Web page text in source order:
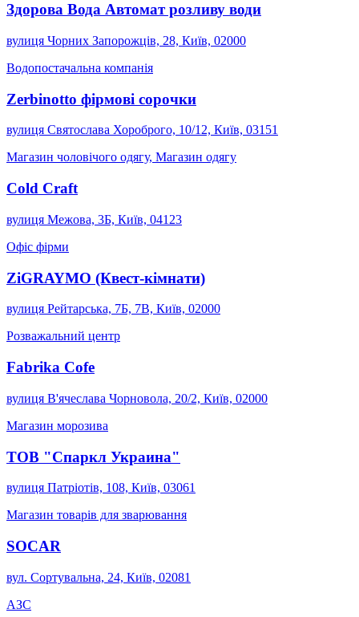
Здорова Вода Автомат розливу води
вулиця Чорних Запорожців, 28, Київ, 02000
Водопостачальна компанія
Zerbinotto фірмові сорочки
вулиця Святослава Хороброго, 10/12, Київ, 03151
Магазин чоловічого одягу, Магазин одягу
Cold Craft
вулиця Межова, 3Б, Київ, 04123
Офіс фірми
ZiGRAYMO (Квест-кімнати)
вулиця Рейтарська, 7Б, 7B, Київ, 02000
Розважальний центр
Fabrika Cofe
вулиця В'ячеслава Чорновола, 20/2, Київ, 02000
Магазин морозива
ТОВ "Спаркл Украина"
вулиця Патріотів, 108, Київ, 03061
Магазин товарів для зварювання
SOCAR
вул. Сортувальна, 24, Київ, 02081
АЗС